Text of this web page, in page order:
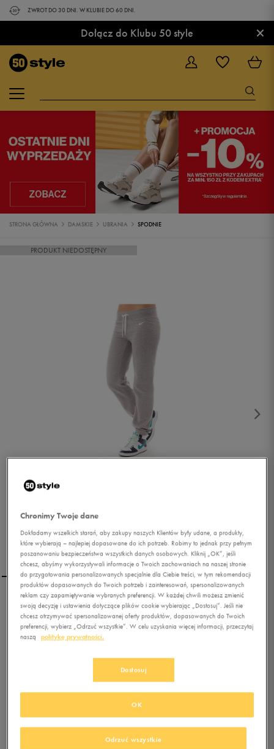
ZWROT DO 30 DNI. W KLUBIE DO 60 DNI.
Dołącz do Klubu 50 style ×
STRONA GŁÓWNA DAMSKIE UBRANIA SPODNIE
PRODUKT NIEDOSTĘPNY
NIKE SPODNIE NIKE CLUB
PANT SOLID
KLUBIE 50 STYLE
Produkt niedostępny
Chronimy Twoje dane
Dokładamy wszelkich starań, aby zakupy naszych Klientów były udane, a produkty,
które wybierają – najlepiej dopasowane do ich potrzeb. Robimy to jednak przy pełnym
poszanowaniu bezpieczeństwa wszystkich danych osobowych. Kliknij „OK”, jeśli
chcesz, abyśmy wykorzystywali informacje o Twoich zachowaniach na naszej stronie
do przygotowania personalizowanych specjalnie dla Ciebie treści, w tym rekomendacji
produktów dopasowanych do Twoich potrzeb i zainteresowań, spersonalizowanych
reklam czy zapamiętywanie wybranych preferencji. W każdej chwili możesz zmienić
swoją decyzję i ustawienia dotyczące plików cookie wybierając „Dostosuj”. Jeśli nie
chcesz otrzymywać spersonalizowanej oferty produktów, dopasowanych do Twoich
preferencji, wybierz „Odrzuć wszystkie”. W celu uzyskania więcej informacji, przeczytaj
naszą politykę prywatności.
Dostosuj
Odrzuć wszystkie
OK